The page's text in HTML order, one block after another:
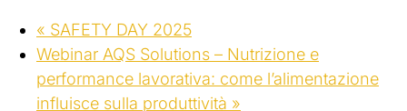
« SAFETY DAY 2025
Webinar AQS Solutions – Nutrizione e
performance lavorativa: come l’alimentazione
influisce sulla produttività »